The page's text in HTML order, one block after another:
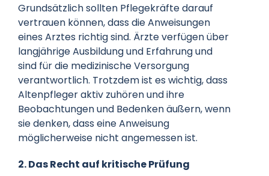
Grundsätzlich sollten Pflegekräfte darauf
vertrauen können, dass die Anweisungen
eines Arztes richtig sind. Ärzte verfügen über
langjährige Ausbildung und Erfahrung und
sind für die medizinische Versorgung
verantwortlich. Trotzdem ist es wichtig, dass
Altenpfleger aktiv zuhören und ihre
Beobachtungen und Bedenken äußern, wenn
sie denken, dass eine Anweisung
möglicherweise nicht angemessen ist.
2. Das Recht auf kritische Prüfung